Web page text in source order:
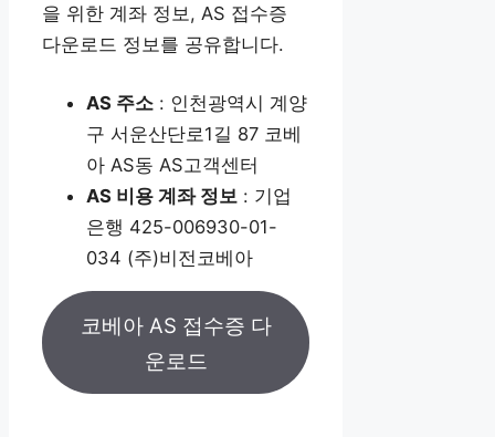
을 위한 계좌 정보, AS 접수증
다운로드 정보를 공유합니다.
AS 주소 : 인천광역시 계양
구 서운산단로1길 87 코베
아 AS동 AS고객센터
AS 비용 계좌 정보 : 기업
은행 425-006930-01-
034 (주)비전코베아
코베아 AS 접수증 다
운로드